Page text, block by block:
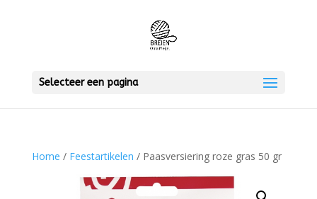
Selecteer een pagina
Home / Feestartikelen / Paasversiering roze gras 50 gr